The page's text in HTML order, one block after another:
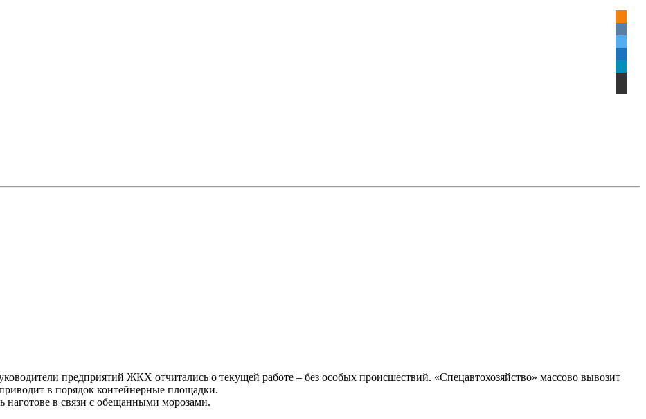
предприятий ЖКХ отчитались о текущей работе – без особых происшествий. «Спецавтохозяйство» массово вывозит
в порядок контейнерные площадки.
наготове в связи с обещанными морозами.